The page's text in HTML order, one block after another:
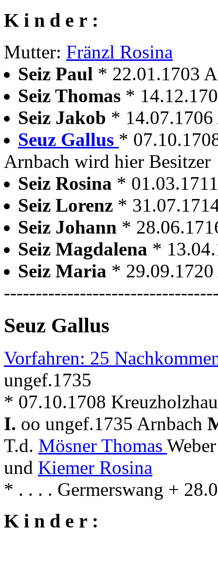
K i n d e r :
Mutter: Fränzl Rosina
Seiz Paul * 22.01.1703
Seiz Thomas *
Seiz Jakob * 14.07.1706
Seuz Gallus *
Arnbach wird hier Besitzer
Seiz Rosina *
Seiz Lorenz *
Seiz Johann *
Seiz Magdalena *
Seiz Maria *
Seuz Gallus
Vorfahren: 25
ungef.1735
* 07.10.1708
I. oo ungef.1735 Arnbach
T.d. Mösner Thomas
und Kiemer Rosina
* . . . . Germerswang +
K i n d e r :